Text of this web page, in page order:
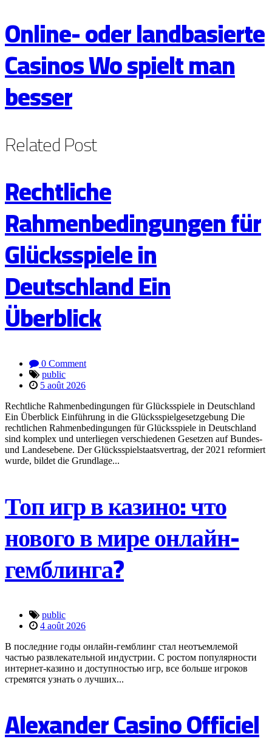
Online- oder landbasierte
Casinos Wo spielt man
besser
RelatedPost
Rechtliche
Rahmenbedingungen für
Glücksspiele in
Deutschland Ein
Überblick
0 Comment
public
5 août 2026
Rechtliche Rahmenbedingungen für Glücksspiele in Deutschland
Ein Überblick Einführung in die Glücksspielgesetzgebung Die
rechtlichen Rahmenbedingungen für Glücksspiele in Deutschland
sind komplex und unterliegen verschiedenen Gesetzen auf Bundes-
und Landesebene. Der Glücksspielstaatsvertrag, der 2021 reformiert
wurde, bildet die Grundlage...
Топ игр в казино: что
нового в мире онлайн-
гемблинга?
public
4 août 2026
В последние годы онлайн-гемблинг стал неотъемлемой
частью развлекательной индустрии. С ростом популярности
интернет-казино и доступностью игр, все больше игроков
стремятся узнать о лучших...
Alexander Casino Officiel